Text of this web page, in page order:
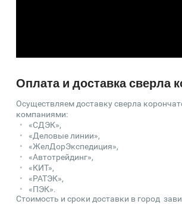
Оплата и доставка сверла
Осуществляем доставку сверла
компаниями:
«СДЭК»,
«Деловые линии»,
«ЖелДорЭкспедиция»,
«Автотрейдинг»,
«КИТ»,
«РАТЭК»,
«ПЭК».
Стоимость и сроки доставки в город